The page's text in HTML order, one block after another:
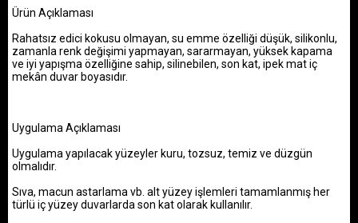
Ürün Açıklaması
Rahatsız edici kokusu olmayan, su emme özelliği düşük, silikonlu,
zamanla renk değişimi yapmayan, sararmayan, yüksek kapama
ve iyi yapışma özelliğine sahip, silinebilen, son kat, ipek mat iç
mekân duvar boyasıdır.
Uygulama Açıklaması
Uygulama yapılacak yüzeyler kuru, tozsuz, temiz ve düzgün
olmalıdır.
Sıva, macun astarlama vb. alt yüzey işlemleri tamamlanmış her
türlü iç yüzey duvarlarda son kat olarak kullanılır.